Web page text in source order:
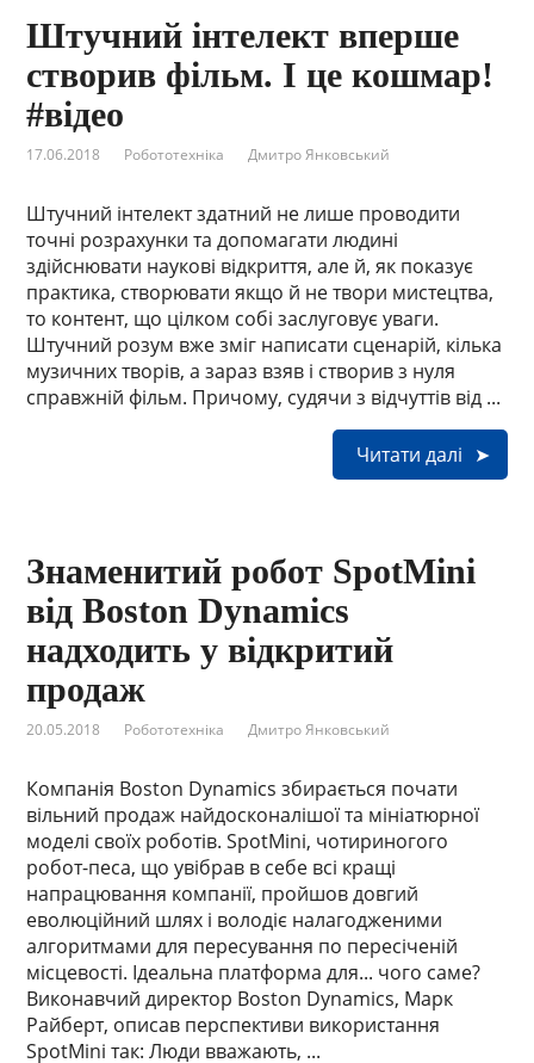
Штучний інтелект вперше
створив фільм. І це кошмар!
#відео
17.06.2018 Робототехніка Дмитро Янковський
Штучний інтелект здатний не лише проводити
точні розрахунки та допомагати людині
здійснювати наукові відкриття, але й, як показує
практика, створювати якщо й не твори мистецтва,
то контент, що цілком собі заслуговує уваги.
Штучний розум вже зміг написати сценарій, кілька
музичних творів, а зараз взяв і створив з нуля
справжній фільм. Причому, судячи з відчуттів від ...
Читати далі
Знаменитий робот SpotMini
від Boston Dynamics
надходить у відкритий
продаж
20.05.2018 Робототехніка Дмитро Янковський
Компанія Boston Dynamics збирається почати
вільний продаж найдосконалішої та мініатюрної
моделі своїх роботів. SpotMini, чотириногого
робот-песа, що увібрав в себе всі кращі
напрацювання компанії, пройшов довгий
еволюційний шлях і володіє налагодженими
алгоритмами для пересування по пересіченій
місцевості. Ідеальна платформа для... чого саме?
Виконавчий директор Boston Dynamics, Марк
Райберт, описав перспективи використання
SpotMini так: Люди вважають, ...